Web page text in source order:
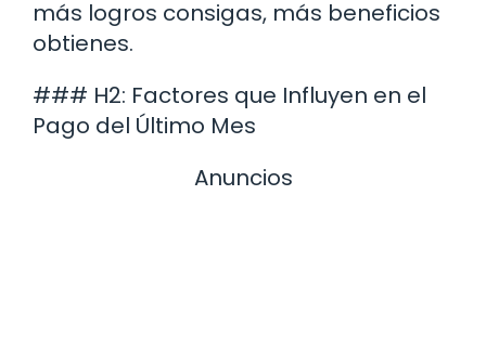
más logros consigas, más beneficios
obtienes.
### H2: Factores que Influyen en el
Pago del Último Mes
Anuncios